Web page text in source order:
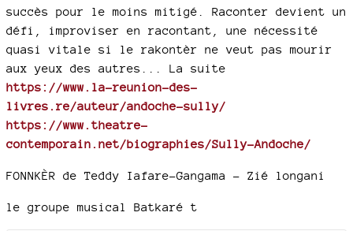
succès pour le moins mitigé. Raconter devient un
défi, improviser en racontant, une nécessité
quasi vitale si le rakontèr ne veut pas mourir
aux yeux des autres... La suite
https://www.la-reunion-des-
livres.re/auteur/andoche-sully/
https://www.theatre-
contemporain.net/biographies/Sully-Andoche/
FONNKÈR de Teddy Iafare-Gangama - Zié longani
le groupe musical Batkaré t